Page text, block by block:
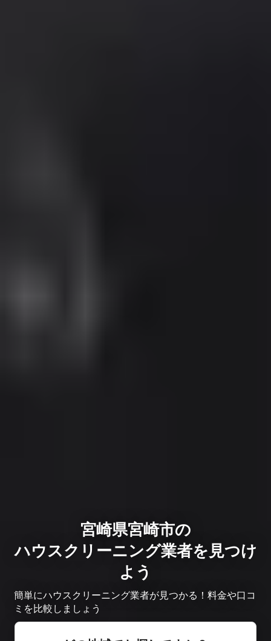
宮崎県宮崎市の
ハウスクリーニング業者を見つけ
よう
簡単にハウスクリーニング業者が見つかる！料金や口コ
ミを比較しましょう